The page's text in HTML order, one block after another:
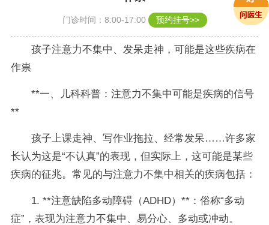
门诊时间：8:00-17:00 预约挂号>>
孩子注意力不集中、发呆走神，可能是这些疾病在
作祟
**一、儿科科普：注意力不集中可能是疾病的信号
**
孩子上课走神、写作业拖拉、经常发呆……许多家
长认为这是“不认真”的表现，但实际上，这可能是某些
疾病的征兆。常见的与注意力不集中相关的疾病包括：
1. **注意缺陷多动障碍（ADHD）**：俗称“多动
症”，表现为注意力不集中、易分心、多动或冲动。